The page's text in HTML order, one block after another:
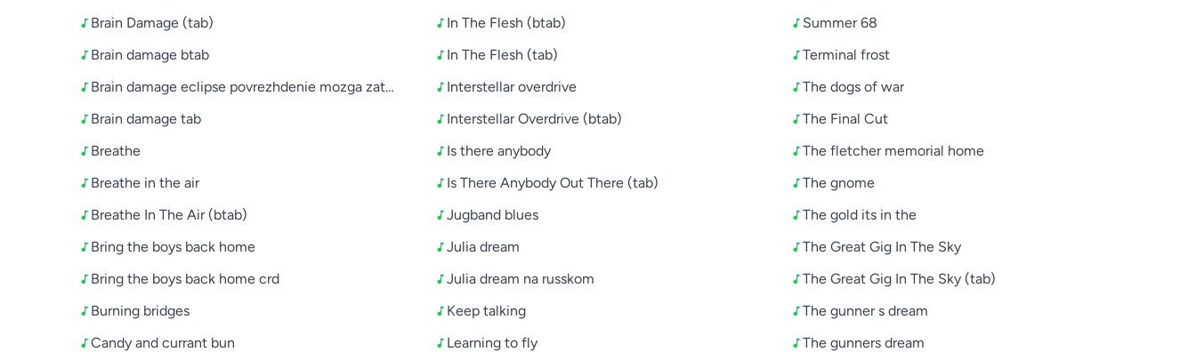
Brain Damage (tab)
Brain damage btab
Brain damage eclipse povrezhdenie mozga zatmenie na russkom
Brain damage tab
Breathe
Breathe in the air
Breathe In The Air (btab)
Bring the boys back home
Bring the boys back home crd
Burning bridges
Candy and currant bun
In The Flesh (btab)
In The Flesh (tab)
Interstellar overdrive
Interstellar Overdrive (btab)
Is there anybody
Is There Anybody Out There (tab)
Jugband blues
Julia dream
Julia dream na russkom
Keep talking
Learning to fly
Summer 68
Terminal frost
The dogs of war
The Final Cut
The fletcher memorial home
The gnome
The gold its in the
The Great Gig In The Sky
The Great Gig In The Sky (tab)
The gunner s dream
The gunners dream